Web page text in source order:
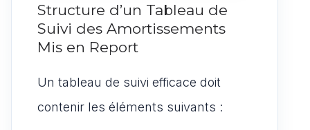
Structure d’un Tableau de
Suivi des Amortissements
Mis en Report
Un tableau de suivi efficace doit
contenir les éléments suivants :